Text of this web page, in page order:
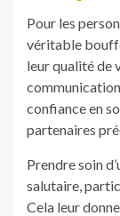
Pour les
véritable
leur qualité de
confiance en
partenaires
Prendre soin
salutaire,
Cela leur